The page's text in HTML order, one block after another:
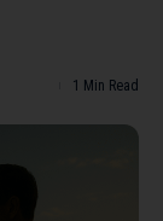
1 Min Read